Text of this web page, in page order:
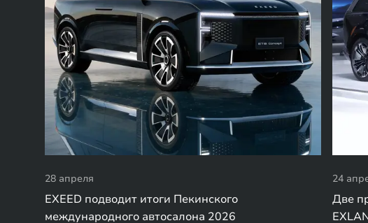
28 апреля
EXEED подводит итоги Пекинского
международного автосалона 2026
24
Две